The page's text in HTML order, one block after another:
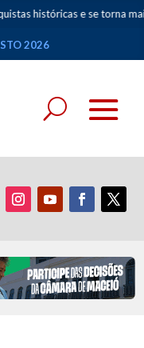
e se torna maior
2026